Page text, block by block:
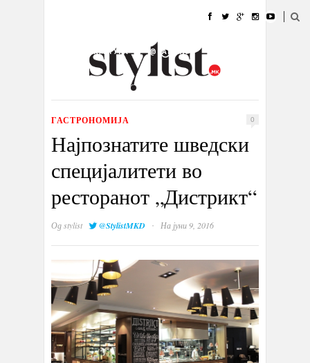
УБАВИНА
КУЛТУРА @РАБОТА
ИЗЛОГ
ГАСТРОНОМИЈА 0
Најпознатите шведски
специјалитети во
ресторанот „Дистрикт“
Одstylist @StylistMKD · На јуни 9, 2016